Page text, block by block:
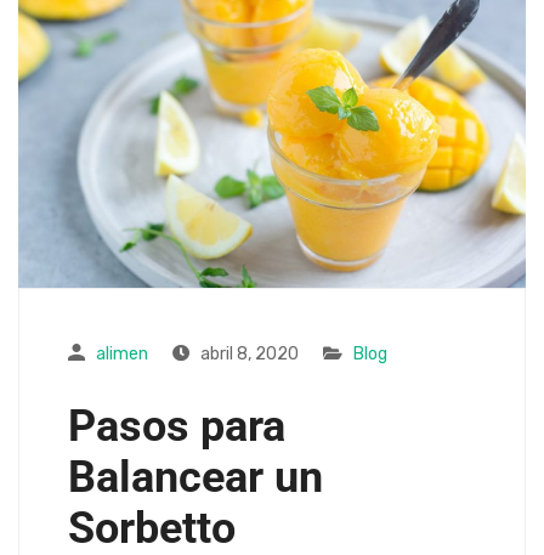
alimen abril 8, 2020 Blog
Pasos para
Balancear un
Sorbetto